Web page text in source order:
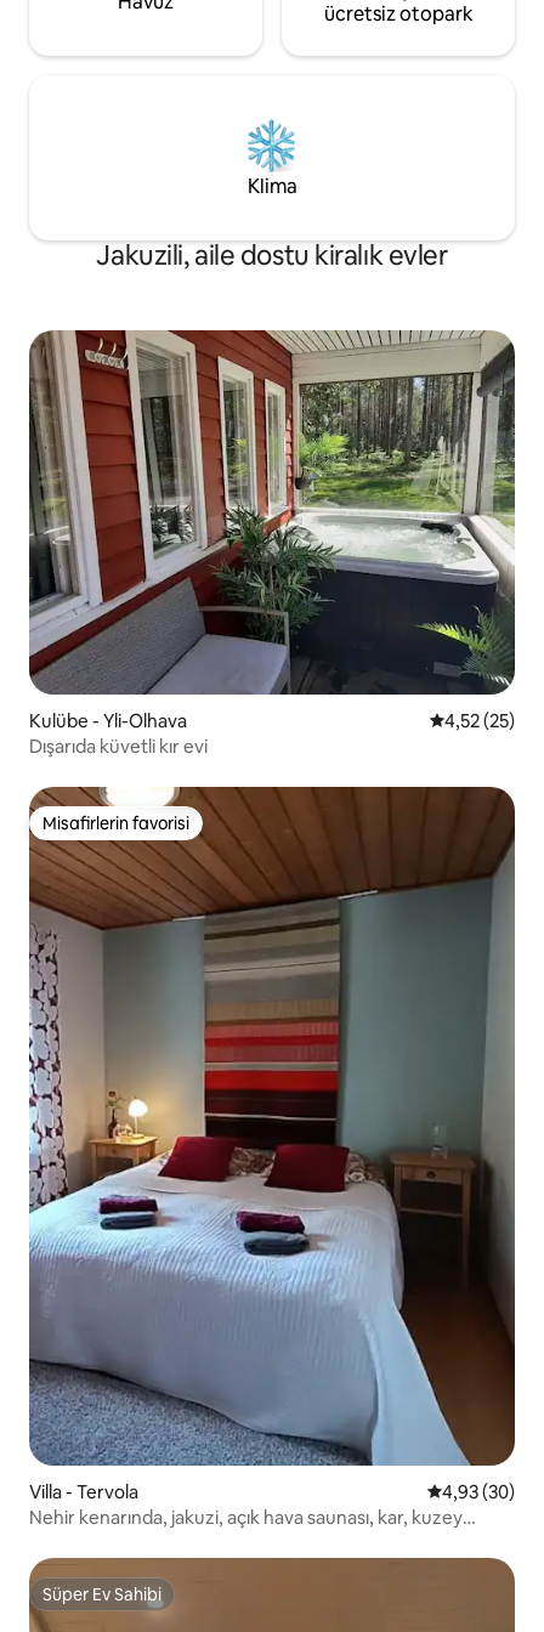
ücretsiz otopark
Klima
Jakuzili, aile dostu kiralık evler
Kulübe - Yli-Olhava 5 üzerinden
4,52 (25)
Dışarıda küvetli kır evi
Misafirlerin favorisi
Misafirlerin favorisi
Villa - Tervola 5 üzerinden
4,93 (30)
Nehir kenarında, jakuzi, açık hava saunası, kar, kuzey
Süper Ev Sahibi
Süper Ev Sahibi